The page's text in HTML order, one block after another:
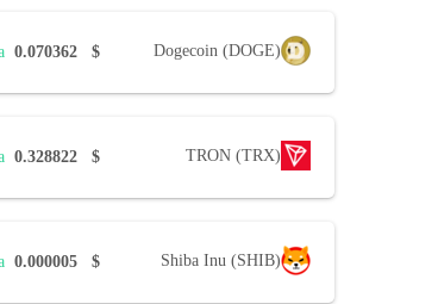
Dogecoin (DOGE)
$
0.070362
TRON (TRX)
$
0.328822
Shiba Inu (SHIB)
$
0.000005